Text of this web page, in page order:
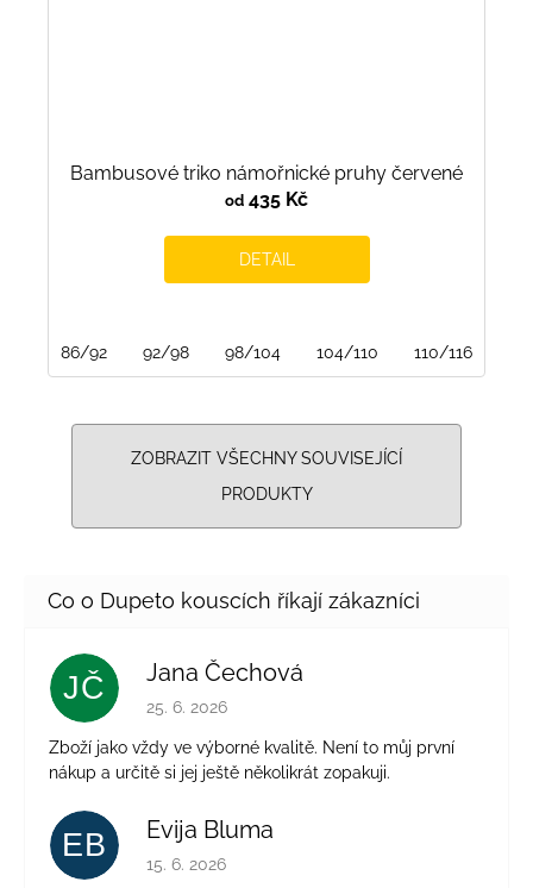
Bambusové triko námořnické pruhy červené
od 435 Kč
DETAIL
86/92 92/98 98/104 104/110 110/116
ZOBRAZIT VŠECHNY SOUVISEJÍCÍ
PRODUKTY
JČ Jana Čechová
Hodnocení obchodu je 5 z 5 hvězdiček.
25. 6. 2026
Zboží jako vždy ve výborné kvalitě. Není to můj první
nákup a určitě si jej ještě několikrát zopakuji.
EB Evija Bluma
Hodnocení obchodu je 5 z 5 hvězdiček.
15. 6. 2026